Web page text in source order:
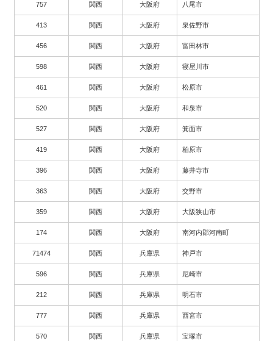
757 関西 大阪府 八尾市
413 関西 大阪府 泉佐野市
456 関西 大阪府 富田林市
598 関西 大阪府 寝屋川市
461 関西 大阪府 松原市
520 関西 大阪府 和泉市
527 関西 大阪府 箕面市
419 関西 大阪府 柏原市
396 関西 大阪府 藤井寺市
363 関西 大阪府 交野市
359 関西 大阪府 大阪狭山市
174 関西 大阪府 南河内郡河南町
71474 関西 兵庫県 神戸市
596 関西 兵庫県 尼崎市
212 関西 兵庫県 明石市
777 関西 兵庫県 西宮市
570 関西 兵庫県 宝塚市